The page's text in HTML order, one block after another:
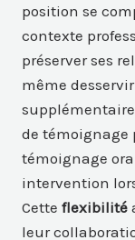
position se
contexte
préserver ses
même
de
témoignage
intervention
Cetteflexibilité
leur